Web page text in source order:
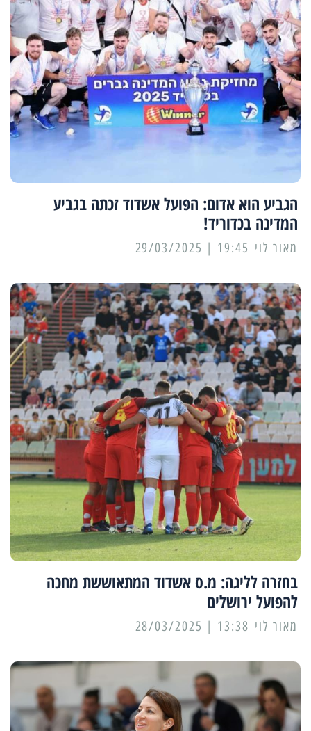
הגביע הוא אדום: הפועל אשדוד זכתה בגביע
המדינה בכדוריד!
מאור לוי 19:45 | 29/03/2025
בחזרה לליגה: מ.ס אשדוד המתאוששת מחכה
להפועל ירושלים
מאור לוי 13:38 | 28/03/2025